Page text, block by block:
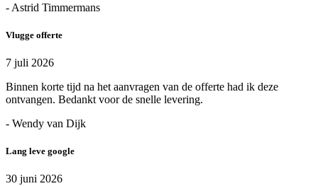
- Astrid Timmermans
Vlugge offerte
7 juli 2026
Binnen korte tijd na het aanvragen van de offerte had ik deze
ontvangen. Bedankt voor de snelle levering.
- Wendy van Dijk
Lang leve google
30 juni 2026